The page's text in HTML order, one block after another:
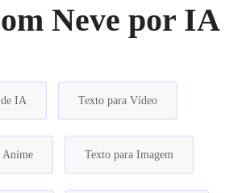
Neve por IA
IA Texto para Vídeo
Anime Texto para Imagem